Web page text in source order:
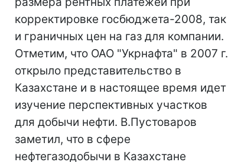
корректировке госбюджета-2008, так
и граничных цен на газ для компании.
Отметим, что ОАО "Укрнафта" в 2007 г.
открыло представительство в
Казахстане и в настоящее время идет
изучение перспективных участков
для добычи нефти. В.Пустоваров
заметил, что в сфере
нефтегазодобычи в Казахстане